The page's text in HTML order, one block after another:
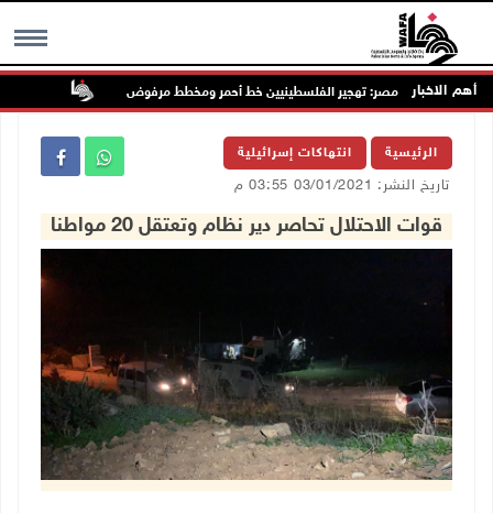
MENU أهم الاخبارمصر: تهجير الفلسطينيين خط أحمر ومخطط مرفوض
الرئيسية انتهاكات إسرائيلية
تاريخ النشر: 03/01/2021 03:55 م
قوات الاحتلال تحاصر دير نظام وتعتقل 20 مواطنا